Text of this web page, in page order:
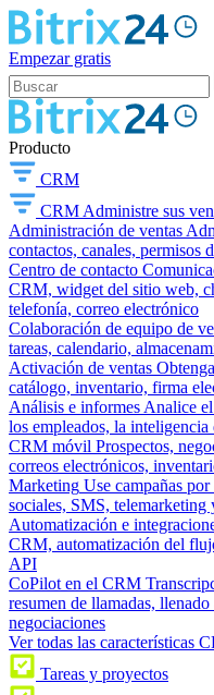
Empezar gratis
Producto
CRM
CRM Administre sus
Administración de ventas
contactos, canales, permisos
Centro de contacto
CRM, widget del sitio web,
telefonía, correo electrónico
Colaboración de equipo de
tareas, calendario,
Activación de ventas
catálogo, inventario, firma
Análisis e informes Analice
los empleados, la
CRM móvil Prospectos,
correos electrónicos,
Marketing Use campañas
sociales, SMS, telemarketing
Automatización e
CRM, automatización del
API
CoPilot en el CRM
resumen de llamadas,
negociaciones
Ver todas las características
Tareas y proyectos